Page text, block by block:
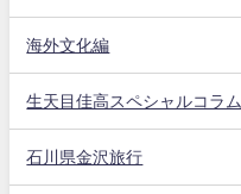
海外文化編
生天目佳高スペシャルコラム
石川県金沢旅行